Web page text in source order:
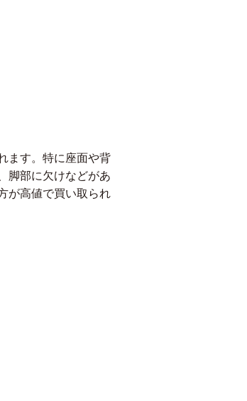
ます。特に座面や背
脚部に欠けなどがあ
が高値で買い取られ